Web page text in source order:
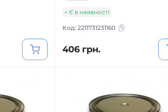
Є в наявності
Код:2211731231160
406 грн.